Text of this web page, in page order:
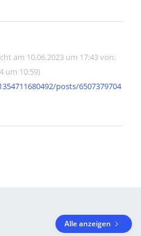
am 10.06.2023 um 17:43 von:
um 10:59)
posts/6507379704
Alle anzeigen